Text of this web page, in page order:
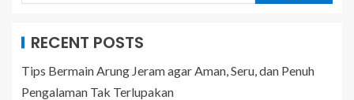
RECENT POSTS
Tips Bermain Arung Jeram agar Aman, Seru, dan Penuh
Pengalaman Tak Terlupakan